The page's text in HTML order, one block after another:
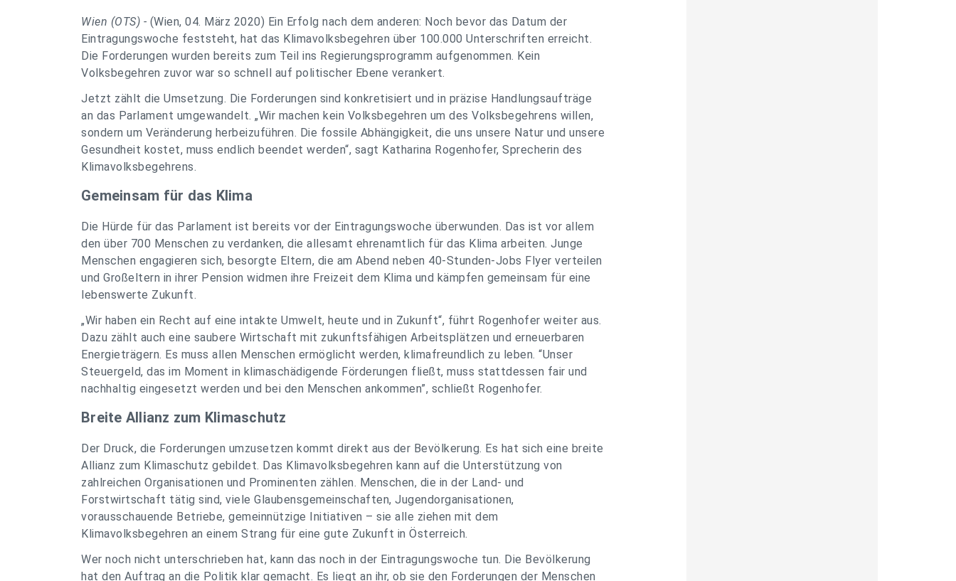
Wien (OTS) - (Wien, 04. März 2020) Ein Erfolg nach dem anderen: Noch bevor das Datum der
Eintragungswoche feststeht, hat das Klimavolksbegehren über 100.000 Unterschriften erreicht.
Die Forderungen wurden bereits zum Teil ins Regierungsprogramm aufgenommen. Kein
Volksbegehren zuvor war so schnell auf politischer Ebene verankert.
Jetzt zählt die Umsetzung. Die Forderungen sind konkretisiert und in präzise Handlungsaufträge
an das Parlament umgewandelt. „Wir machen kein Volksbegehren um des Volksbegehrens willen,
sondern um Veränderung herbeizuführen. Die fossile Abhängigkeit, die uns unsere Natur und unsere
Gesundheit kostet, muss endlich beendet werden“, sagt Katharina Rogenhofer, Sprecherin des
Klimavolksbegehrens.
Gemeinsam für das Klima
Die Hürde für das Parlament ist bereits vor der Eintragungswoche überwunden. Das ist vor allem
den über 700 Menschen zu verdanken, die allesamt ehrenamtlich für das Klima arbeiten. Junge
Menschen engagieren sich, besorgte Eltern, die am Abend neben 40-Stunden-Jobs Flyer verteilen
und Großeltern in ihrer Pension widmen ihre Freizeit dem Klima und kämpfen gemeinsam für eine
lebenswerte Zukunft.
„Wir haben ein Recht auf eine intakte Umwelt, heute und in Zukunft“, führt Rogenhofer weiter aus.
Dazu zählt auch eine saubere Wirtschaft mit zukunftsfähigen Arbeitsplätzen und erneuerbaren
Energieträgern. Es muss allen Menschen ermöglicht werden, klimafreundlich zu leben. “Unser
Steuergeld, das im Moment in klimaschädigende Förderungen fließt, muss stattdessen fair und
nachhaltig eingesetzt werden und bei den Menschen ankommen”, schließt Rogenhofer.
Breite Allianz zum Klimaschutz
Der Druck, die Forderungen umzusetzen kommt direkt aus der Bevölkerung. Es hat sich eine breite
Allianz zum Klimaschutz gebildet. Das Klimavolksbegehren kann auf die Unterstützung von
zahlreichen Organisationen und Prominenten zählen. Menschen, die in der Land- und
Forstwirtschaft tätig sind, viele Glaubensgemeinschaften, Jugendorganisationen,
vorausschauende Betriebe, gemeinnützige Initiativen – sie alle ziehen mit dem
Klimavolksbegehren an einem Strang für eine gute Zukunft in Österreich.
Wer noch nicht unterschrieben hat, kann das noch in der Eintragungswoche tun. Die Bevölkerung
hat den Auftrag an die Politik klar gemacht. Es liegt an ihr, ob sie den Forderungen der Menschen